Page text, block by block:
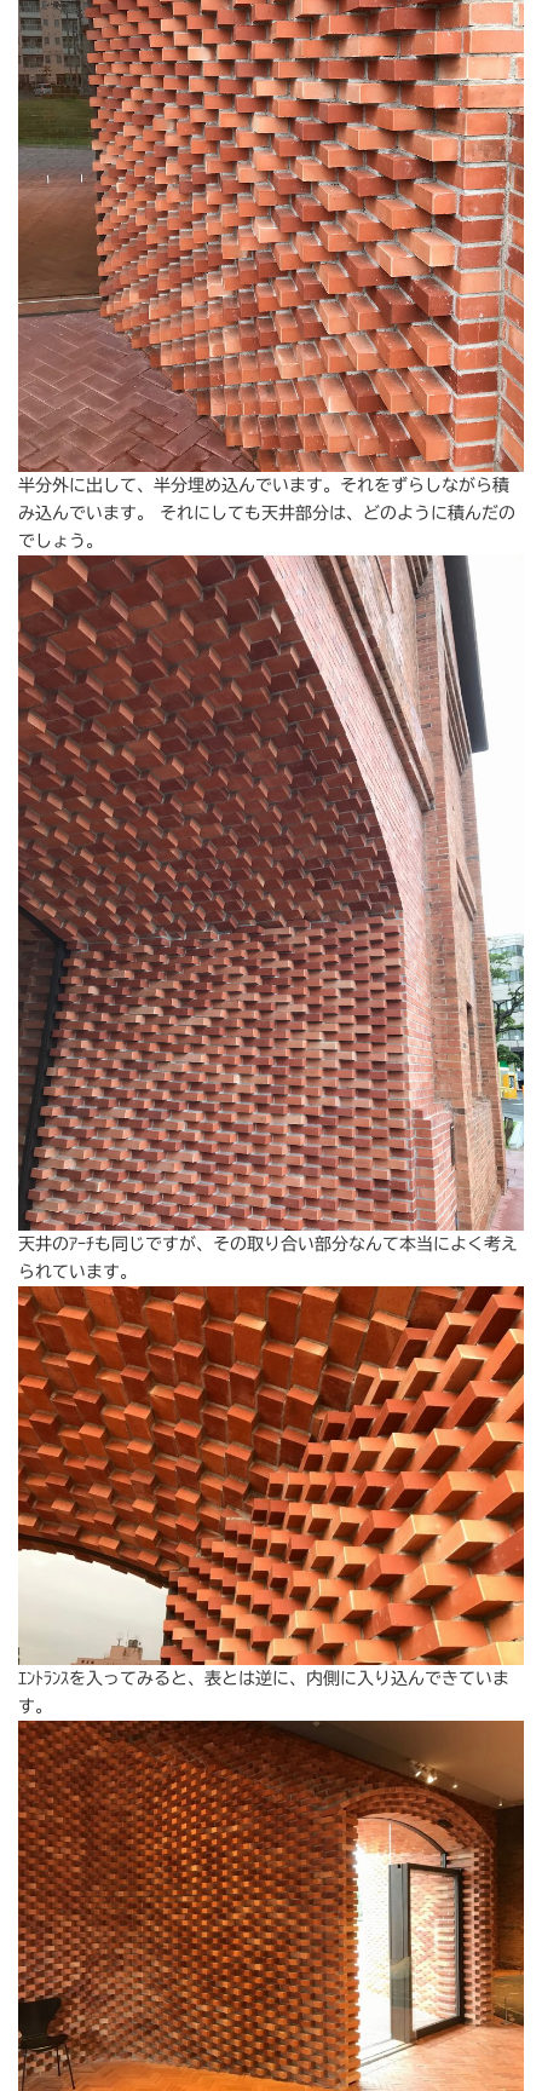
半分外に出して、半分埋め込んでいます。それをずらしながら積
み込んでいます。 それにしても天井部分は、どのように積んだの
でしょう。
天井のｱｰﾁも同じですが、その取り合い部分なんて本当によく考え
られています。
ｴﾝﾄﾗﾝｽを入ってみると、表とは逆に、内側に入り込んできていま
す。